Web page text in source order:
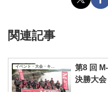
関連記事
イベント・大会・キャンペーン
第8 回
決勝大会